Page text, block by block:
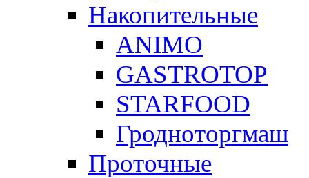
Накопительные
ANIMO
GASTROTOP
STARFOOD
Гродноторгмаш
Проточные